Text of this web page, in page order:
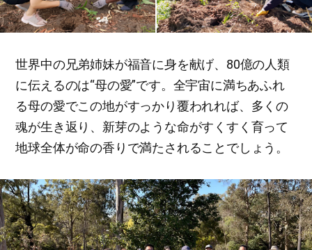
世界中の兄弟姉妹が福音に身を献げ、80億の人類
に伝えるのは“母の愛”です。全宇宙に満ちあふれ
る母の愛でこの地がすっかり覆われれば、多くの
魂が生き返り、新芽のような命がすくすく育って
地球全体が命の香りで満たされることでしょう。